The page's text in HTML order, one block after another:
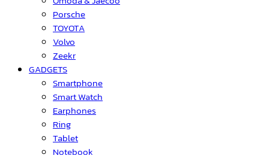
Porsche
TOYOTA
Volvo
Zeekr
GADGETS
Smartphone
Smart Watch
Earphones
Ring
Tablet
Notebook